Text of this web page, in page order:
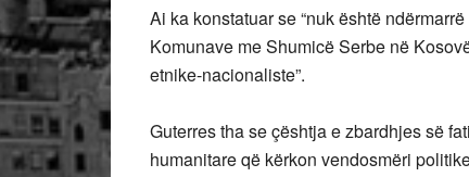
Ai ka konstatuar se “nuk është
Komunave me Shumicë Serbe në
etnike-nacionaliste”.
Guterres tha se çështja e zbardhjes së
humanitare që kërkon vendosmëri